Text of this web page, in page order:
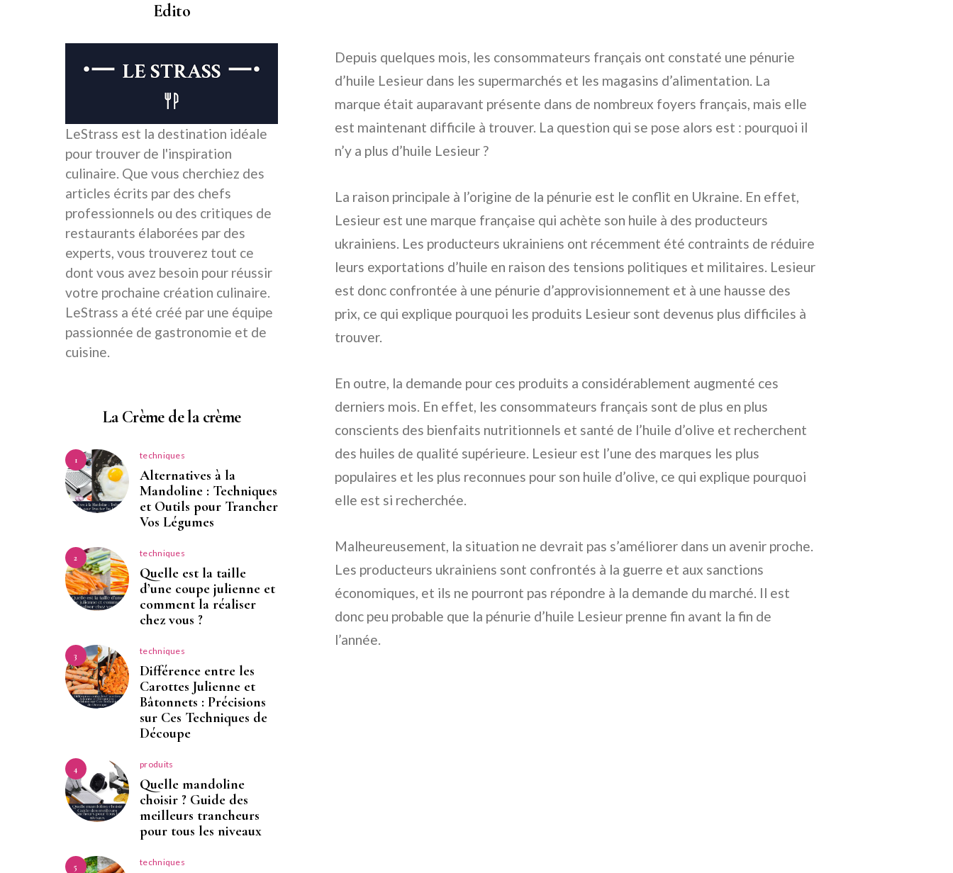
Depuis quelques mois, les consommateurs français ont constaté une pénurie
d’huile Lesieur dans les supermarchés et les magasins d’alimentation. La
marque était auparavant présente dans de nombreux foyers français, mais elle
est maintenant difficile à trouver. La question qui se pose alors est : pourquoi il
n’y a plus d’huile Lesieur ?
La raison principale à l’origine de la pénurie est le conflit en Ukraine. En effet,
Lesieur est une marque française qui achète son huile à des producteurs
ukrainiens. Les producteurs ukrainiens ont récemment été contraints de réduire
leurs exportations d’huile en raison des tensions politiques et militaires. Lesieur
est donc confrontée à une pénurie d’approvisionnement et à une hausse des
prix, ce qui explique pourquoi les produits Lesieur sont devenus plus difficiles à
trouver.
En outre, la demande pour ces produits a considérablement augmenté ces
derniers mois. En effet, les consommateurs français sont de plus en plus
conscients des bienfaits nutritionnels et santé de l’huile d’olive et recherchent
des huiles de qualité supérieure. Lesieur est l’une des marques les plus
populaires et les plus reconnues pour son huile d’olive, ce qui explique pourquoi
elle est si recherchée.
Malheureusement, la situation ne devrait pas s’améliorer dans un avenir proche.
Les producteurs ukrainiens sont confrontés à la guerre et aux sanctions
économiques, et ils ne pourront pas répondre à la demande du marché. Il est
donc peu probable que la pénurie d’huile Lesieur prenne fin avant la fin de
l’année.
Edito
LeStrass est la destination idéale
pour trouver de l'inspiration
culinaire. Que vous cherchiez des
articles écrits par des chefs
professionnels ou des critiques de
restaurants élaborées par des
experts, vous trouverez tout ce
dont vous avez besoin pour réussir
votre prochaine création culinaire.
LeStrass a été créé par une équipe
passionnée de gastronomie et de
cuisine.
La Crème de la crème
1 techniques
Alternatives à la
Mandoline : Techniques
et Outils pour Trancher
Vos Légumes
2 techniques
Quelle est la taille
d’une coupe julienne et
comment la réaliser
chez vous ?
3 techniques
Différence entre les
Carottes Julienne et
Bâtonnets : Précisions
sur Ces Techniques de
Découpe
4 produits
Quelle mandoline
choisir ? Guide des
meilleurs trancheurs
pour tous les niveaux
5 techniques